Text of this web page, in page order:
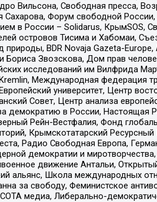
Вильсона, Свободная пресса,
Форум свободной
в России – Solidarus, КрымSOS,
островов Тисима и Хабомаи,
природы, BDR Novaja Gazeta-
Бориса Звозскова, Дом прав
исследований им Вилфрида
Международная федерация
университет, Центр
Совет, Центр анализа
демократию в России, Настоящая
Рейн-Вестфалия, Фонд
Крымскотатарский
Радио Свободная Европа,
демократии и
движение Антальи,
альянс, Школа международных
за свободу, Феминистское
медиа, Либерально-